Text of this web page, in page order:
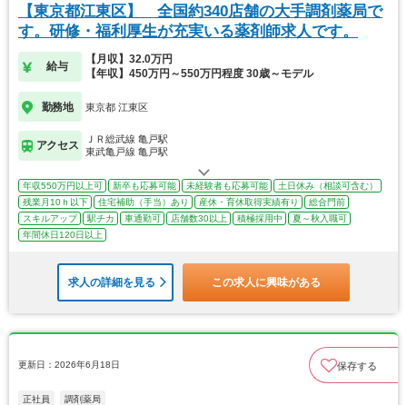
【東京都江東区】 全国約340店舗の大手調剤薬局で
す。研修・福利厚生が充実いる薬剤師求人です。
給与
【月収】32.0万円
【年収】450万円～550万円程度 30歳～モデル
勤務地 東京都 江東区
アクセス
ＪＲ総武線 亀戸駅
東武亀戸線 亀戸駅
年収550万円以上可 新卒も応募可能 未経験者も応募可能
土日休み（相談可含む）
残業月10ｈ以下
住宅補助（手当）あり 産休・育休取得実績有り
総合門前
スキルアップ
駅チカ 車通勤可 店舗数30以上 積極採用中
夏～秋入職可
年間休日120日以上
求人の詳細を見る この求人に興味がある
更新日：2026年6月18日 保存する
正社員 調剤薬局